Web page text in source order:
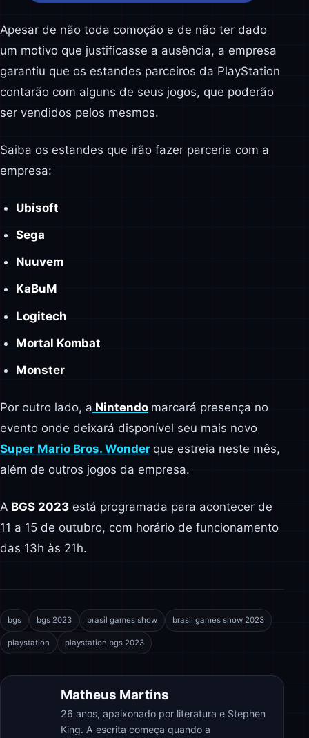
Apesar de não toda comoção e de não ter dado
um motivo que justificasse a ausência, a empresa
garantiu que os estandes parceiros da PlayStation
contarão com alguns de seus jogos, que poderão
ser vendidos pelos mesmos.
Saiba os estandes que irão fazer parceria com a
empresa:
Ubisoft
Sega
Nuuvem
KaBuM
Logitech
Mortal Kombat
Monster
Por outro lado, a Nintendo marcará presença no
evento onde deixará disponível seu mais novo
Super Mario Bros. Wonder que estreia neste mês,
além de outros jogos da empresa.
A BGS 2023 está programada para acontecer de
11 a 15 de outubro, com horário de funcionamento
das 13h às 21h.
bgs bgs 2023 brasil games show brasil games show 2023
playstation playstation bgs 2023
Matheus Martins
26 anos, apaixonado por literatura e Stephen
King. A escrita começa quando a